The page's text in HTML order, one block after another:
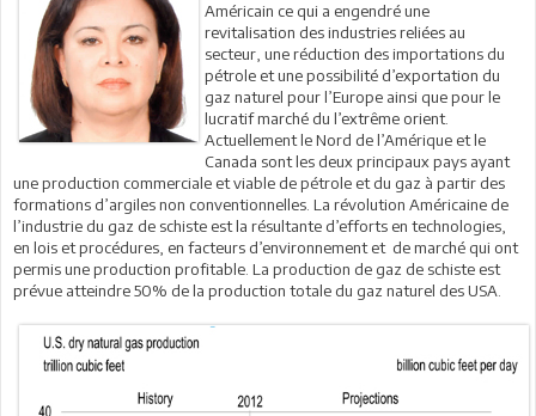
Américain ce qui a engendré une
revitalisation des industries reliées au
secteur, une réduction des importations du
pétrole et une possibilité d’exportation du
gaz naturel pour l’Europe ainsi que pour le
lucratif marché du l’extrême orient.
Actuellement le Nord de l’Amérique et le
Canada sont les deux principaux pays ayant
une production commerciale et viable de pétrole et du gaz à partir des
formations d’argiles non conventionnelles. La révolution Américaine de
l’industrie du gaz de schiste est la résultante d’efforts en technologies,
en lois et procédures, en facteurs d’environnement et de marché qui ont
permis une production profitable. La production de gaz de schiste est
prévue atteindre 50% de la production totale du gaz naturel des USA.